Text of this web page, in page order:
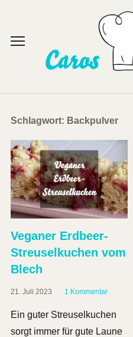
content
Toggle
Schlagwort: Backpulver
Veganer Erdbeer-
Streuselkuchen vom
Blech
21. Juli 2023 1 Kommentar
Ein guter Streuselkuchen
sorgt immer für gute Laune